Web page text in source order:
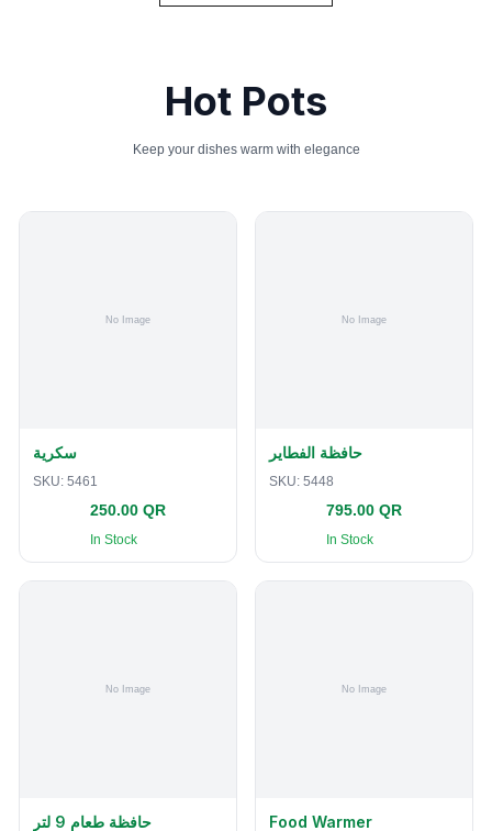
Hot Pots
Keep your dishes warm with elegance
سكرية
SKU: 5461
250.00 QR
In Stock
حافظة الفطاير
SKU: 5448
795.00 QR
In Stock
حافظة طعام 9 لتر Food Warmer